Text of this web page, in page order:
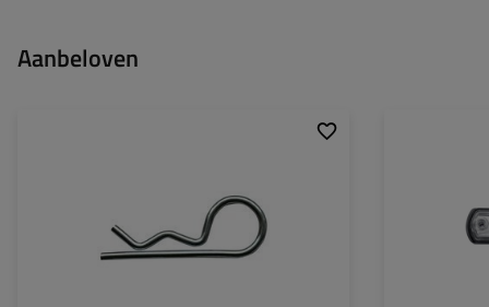
Aanbeloven
Lampfuncties: